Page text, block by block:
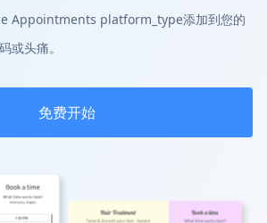
Appointments platform_type添加到您的
或头痛。
免费开始